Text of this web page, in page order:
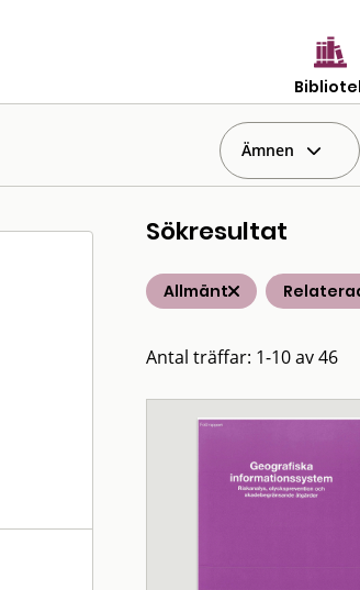
Ämnen
Sökresultat
Allmänt
Antal träffar: 1-10 av 46